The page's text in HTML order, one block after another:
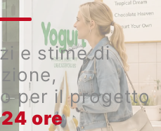
e stime di
per il progetto
ore